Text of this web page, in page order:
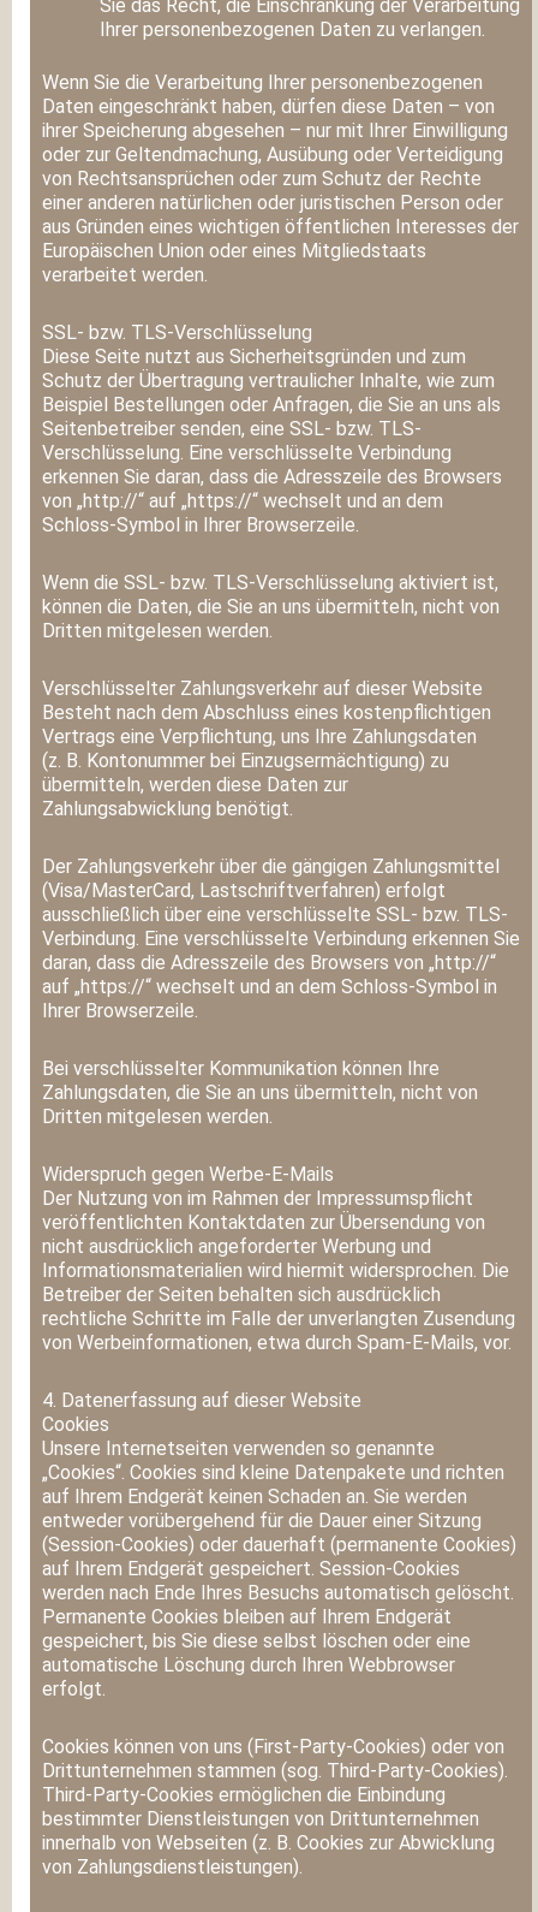
Sie das Recht, die Einschränkung der Verarbeitung
Ihrer personenbezogenen Daten zu verlangen.
Wenn Sie die Verarbeitung Ihrer personenbezogenen
Daten eingeschränkt haben, dürfen diese Daten – von
ihrer Speicherung abgesehen – nur mit Ihrer Einwilligung
oder zur Geltendmachung, Ausübung oder Verteidigung
von Rechtsansprüchen oder zum Schutz der Rechte
einer anderen natürlichen oder juristischen Person oder
aus Gründen eines wichtigen öffentlichen Interesses der
Europäischen Union oder eines Mitgliedstaats
verarbeitet werden.
SSL- bzw. TLS-Verschlüsselung
Diese Seite nutzt aus Sicherheitsgründen und zum
Schutz der Übertragung vertraulicher Inhalte, wie zum
Beispiel Bestellungen oder Anfragen, die Sie an uns als
Seitenbetreiber senden, eine SSL- bzw. TLS-
Verschlüsselung. Eine verschlüsselte Verbindung
erkennen Sie daran, dass die Adresszeile des Browsers
von „http://“ auf „https://“ wechselt und an dem
Schloss-Symbol in Ihrer Browserzeile.
Wenn die SSL- bzw. TLS-Verschlüsselung aktiviert ist,
können die Daten, die Sie an uns übermitteln, nicht von
Dritten mitgelesen werden.
Verschlüsselter Zahlungsverkehr auf dieser Website
Besteht nach dem Abschluss eines kostenpflichtigen
Vertrags eine Verpflichtung, uns Ihre Zahlungsdaten
(z. B. Kontonummer bei Einzugsermächtigung) zu
übermitteln, werden diese Daten zur
Zahlungsabwicklung benötigt.
Der Zahlungsverkehr über die gängigen Zahlungsmittel
(Visa/MasterCard, Lastschriftverfahren) erfolgt
ausschließlich über eine verschlüsselte SSL- bzw. TLS-
Verbindung. Eine verschlüsselte Verbindung erkennen Sie
daran, dass die Adresszeile des Browsers von „http://“
auf „https://“ wechselt und an dem Schloss-Symbol in
Ihrer Browserzeile.
Bei verschlüsselter Kommunikation können Ihre
Zahlungsdaten, die Sie an uns übermitteln, nicht von
Dritten mitgelesen werden.
Widerspruch gegen Werbe-E-Mails
Der Nutzung von im Rahmen der Impressumspflicht
veröffentlichten Kontaktdaten zur Übersendung von
nicht ausdrücklich angeforderter Werbung und
Informationsmaterialien wird hiermit widersprochen. Die
Betreiber der Seiten behalten sich ausdrücklich
rechtliche Schritte im Falle der unverlangten Zusendung
von Werbeinformationen, etwa durch Spam-E-Mails, vor.
4. Datenerfassung auf dieser Website
Cookies
Unsere Internetseiten verwenden so genannte
„Cookies“. Cookies sind kleine Datenpakete und richten
auf Ihrem Endgerät keinen Schaden an. Sie werden
entweder vorübergehend für die Dauer einer Sitzung
(Session-Cookies) oder dauerhaft (permanente Cookies)
auf Ihrem Endgerät gespeichert. Session-Cookies
werden nach Ende Ihres Besuchs automatisch gelöscht.
Permanente Cookies bleiben auf Ihrem Endgerät
gespeichert, bis Sie diese selbst löschen oder eine
automatische Löschung durch Ihren Webbrowser
erfolgt.
Cookies können von uns (First-Party-Cookies) oder von
Drittunternehmen stammen (sog. Third-Party-Cookies).
Third-Party-Cookies ermöglichen die Einbindung
bestimmter Dienstleistungen von Drittunternehmen
innerhalb von Webseiten (z. B. Cookies zur Abwicklung
von Zahlungsdienstleistungen).